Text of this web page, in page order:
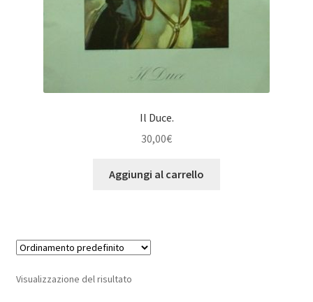
Il Duce.
30,00€
Aggiungi al carrello
Visualizzazione del risultato